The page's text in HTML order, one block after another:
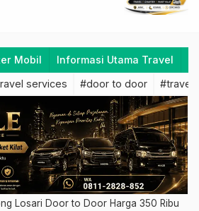
Mobil Informasi Utama Travel
services #door to door #travel
Losari Door to Door Harga 350 Ribu